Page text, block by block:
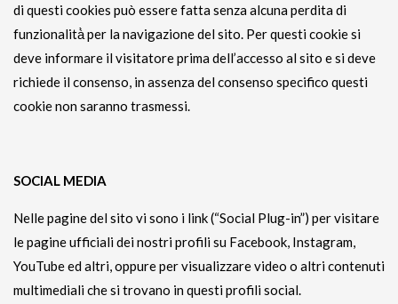
di questi cookies può essere fatta senza alcuna perdita di
funzionalità̀ per la navigazione del sito. Per questi cookie si
deve informare il visitatore prima dell’accesso al sito e si deve
richiede il consenso, in assenza del consenso specifico questi
cookie non saranno trasmessi.
SOCIAL MEDIA
Nelle pagine del sito vi sono i link (“Social Plug-in”) per visitare
le pagine ufficiali dei nostri profili su Facebook, Instagram,
YouTube ed altri, oppure per visualizzare video o altri contenuti
multimediali che si trovano in questi profili social.